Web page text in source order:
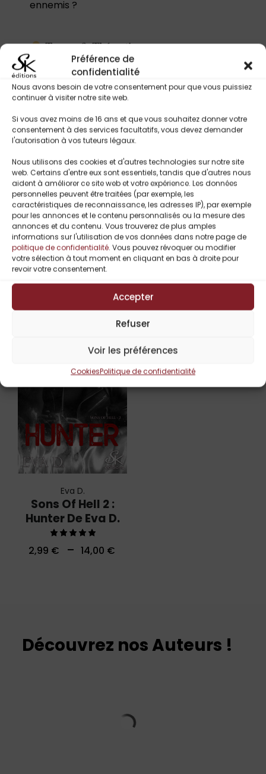
Préférence de
confidentialité
Nous avons besoin de votre consentement pour que vous puissiez
continuer à visiter notre site web.
Si vous avez moins de 16 ans et que vous souhaitez donner votre
consentement à des services facultatifs, vous devez demander
l'autorisation à vos tuteurs légaux.
Nous utilisons des cookies et d'autres technologies sur notre site
web. Certains d'entre eux sont essentiels, tandis que d'autres nous
aident à améliorer ce site web et votre expérience. Les données
personnelles peuvent être traitées (par exemple, les
caractéristiques de reconnaissance, les adresses IP), par exemple
pour les annonces et le contenu personnalisés ou la mesure des
annonces et du contenu. Vous trouverez de plus amples
informations sur l'utilisation de vos données dans notre page de
politique de confidentialité. Vous pouvez révoquer ou modifier
votre sélection à tout moment en cliquant en bas à droite pour
revoir votre consentement.
Accepter
Refuser
Voir les préférences
CookiesPolitique de confidentialité
ennemis ?
Tropes & Thématiques :
Romance bikers
Club de motards / culture biker
Héroïne forte mais blessée par son passé
Héros déterminé / amour obsessionnel
Lutte contre un passé sombre et des
secrets
Sacrifice personnel pour l’amour et la
famille
Relations complexes et intenses
Protection et dévouement
Conflit entre sécurité et amour
dangereux
Rédemption et réconciliation
émotionnelle
Titres Similaires
Sons Of Hell 2 :
Hunter De Eva D.
Eva D.
2,99 € – 14,00 €
Note
Découvrez nos Auteurs !